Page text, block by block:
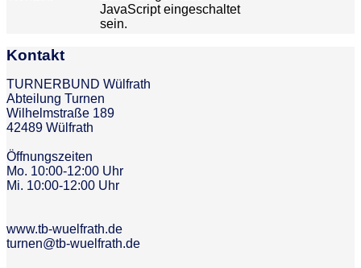
JavaScript eingeschaltet
sein.
Kontakt
TURNERBUND Wülfrath
Abteilung Turnen
Wilhelmstraße 189
42489 Wülfrath
Öffnungszeiten
Mo. 10:00-12:00 Uhr
Mi. 10:00-12:00 Uhr
www.tb-wuelfrath.de
turnen@tb-wuelfrath.de